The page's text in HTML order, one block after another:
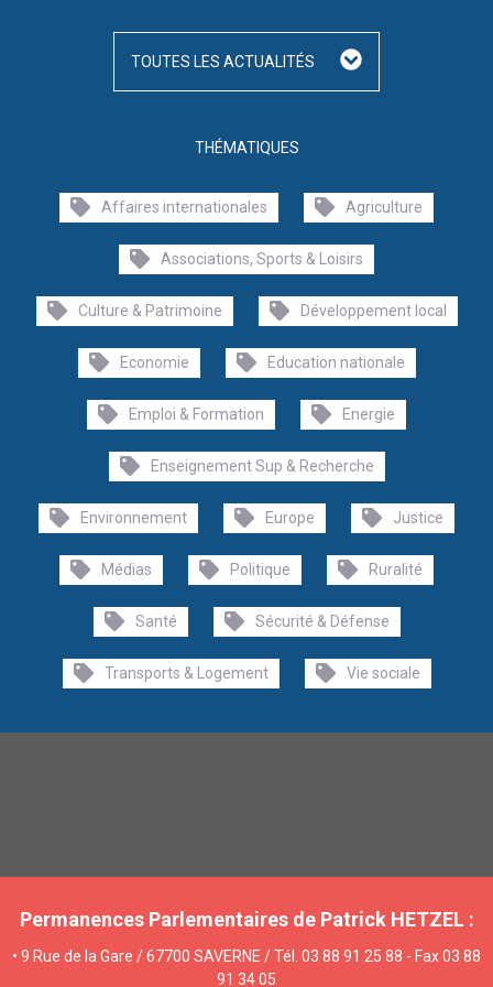
THÉMATIQUES
Affaires internationales Agriculture
Associations, Sports & Loisirs
Culture & Patrimoine Développement local
Economie Education nationale
Emploi & Formation Energie
Enseignement Sup & Recherche
Environnement Europe Justice
Médias Politique Ruralité
Santé Sécurité & Défense
Transports & Logement Vie sociale
TOUTES LES ACTUALITÉS
Permanences Parlementaires de Patrick HETZEL :
• 9 Rue de la Gare / 67700 SAVERNE / Tél. 03 88 91 25 88 - Fax 03 88
91 34 05